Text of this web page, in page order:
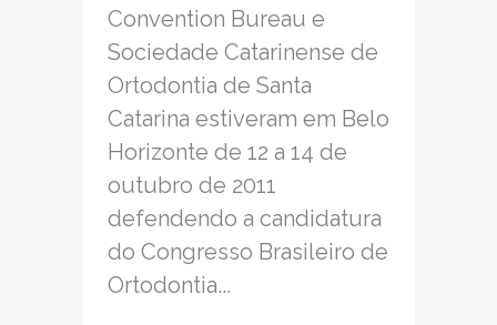
Convention Bureau e
Sociedade Catarinense de
Ortodontia de Santa
Catarina estiveram em Belo
Horizonte de 12 a 14 de
outubro de 2011
defendendo a candidatura
do Congresso Brasileiro de
Ortodontia...